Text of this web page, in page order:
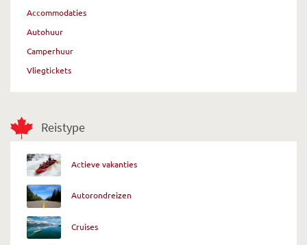
Accommodaties
Autohuur
Camperhuur
Vliegtickets
Reistype
Actieve vakanties
Autorondreizen
Cruises